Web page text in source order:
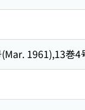
1961),13巻